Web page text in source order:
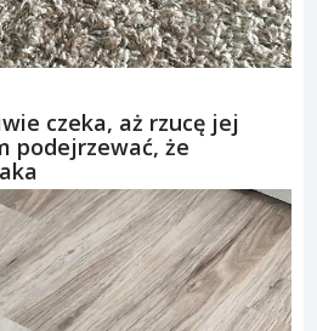
czeka, aż rzucę jej
podejrzewać, że